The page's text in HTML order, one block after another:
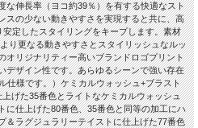
な伸長率（ヨコ約39％）を有する快適なスト
スの少ない動きやすさを実現すると共に、高
定したスタイリングをキープします。素材
り更なる動きやすさとスタイリッシュなルッ
オリジナリティー高いブランドロゴプリント
デザイン性です。あらゆるシーンで強い存在
仕様です。）ケミカルウォッシュ+ブラスト
げた35番色とライトなケミカルウォッシュ
に仕上げた80番色、35番色と同等の加工にハ
＆ラグジュラリーテイストに仕上げた77番色